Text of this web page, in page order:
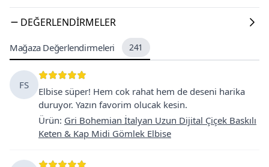
DEĞERLENDIRMELER
Mağaza Değerlendirmeleri 241
FS
Elbise süper! Hem cok rahat hem de deseni harika
duruyor. Yazın favorim olucak kesin.
Ürün: Gri Bohemian İtalyan Uzun Dijital Çiçek Baskılı
Keten & Kap Midi Gömlek Elbise